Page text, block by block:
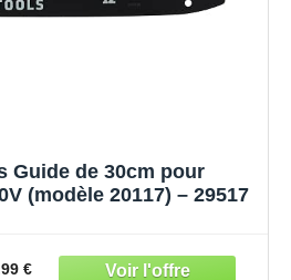
Guide de 30cm pour
(modèle 20117) – 29517
€